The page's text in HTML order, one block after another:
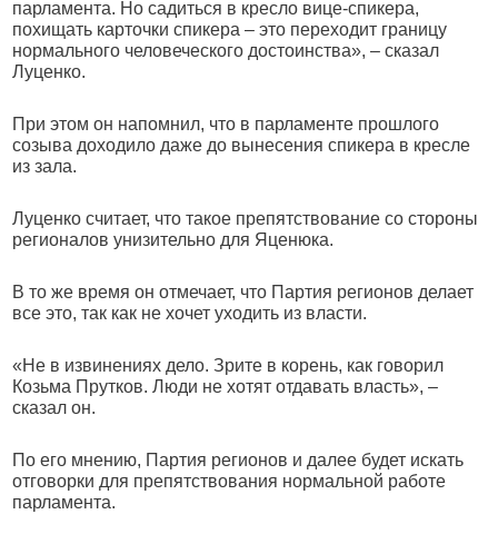
парламента. Но садиться в кресло вице-спикера,
похищать карточки спикера – это переходит границу
нормального человеческого достоинства», – сказал
Луценко.
При этом он напомнил, что в парламенте прошлого
созыва доходило даже до вынесения спикера в кресле
из зала.
Луценко считает, что такое препятствование со стороны
регионалов унизительно для Яценюка.
В то же время он отмечает, что Партия регионов делает
все это, так как не хочет уходить из власти.
«Не в извинениях дело. Зрите в корень, как говорил
Козьма Прутков. Люди не хотят отдавать власть», –
сказал он.
По его мнению, Партия регионов и далее будет искать
отговорки для препятствования нормальной работе
парламента.